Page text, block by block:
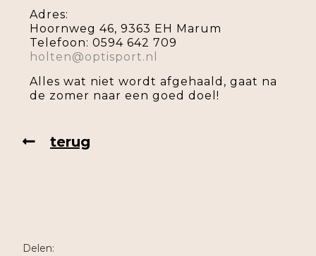
terug
Delen:
Adres:
Hoornweg 46, 9363 EH Marum
Telefoon: 0594 642 709
holten@optisport.nl
Alles wat niet wordt afgehaald, gaat na
de zomer naar een goed doel!